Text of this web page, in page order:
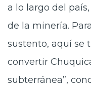
a lo largo del
de la minería.
sustento, aquí se
convertir
subterránea”,